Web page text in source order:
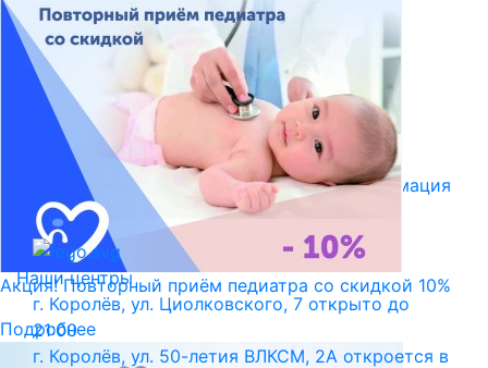
Акция! Повторный приём педиатра со скидкой 10%
Подробнее
Библиотека пациента
Правовая информация
Версия для слабовидящих
Наши центры
г. Королёв, ул. Циолковского, 7 открыто до
21:00
г. Королёв, ул. 50-летия ВЛКСМ, 2А откроется в